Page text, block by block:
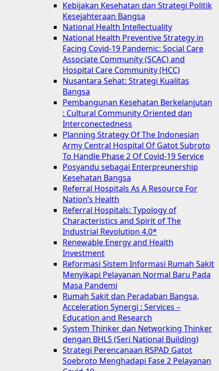
Kebijakan Kesehatan dan Strategi Politik
Kesejahteraan Bangsa
National Health Intellectuality
National Health Preventive Strategy in
Facing Covid-19 Pandemic: Social Care
Associate Community (SCAC) and
Hospital Care Community (HCC)
Nusantara Sehat: Strategi Kualitas
Bangsa
Pembangunan Kesehatan Berkelanjutan
: Cultural Community Oriented dan
Interconectedness
Planning Strategy Of The Indonesian
Army Central Hospital Of Gatot Subroto
To Handle Phase 2 Of Covid-19 Service
Posyandu sebagai Enterpreunership
Kesehatan Bangsa
Referral Hospitals As A Resource For
Nation’s Health
Referral Hospitals: Typology of
Characteristics and Spirit of The
Industrial Revolution 4.0*
Renewable Energy and Health
Investment
Reformasi Sistem Informasi Rumah Sakit
Menyikapi Pelayanan Normal Baru Pada
Masa Pandemi
Rumah Sakit dan Peradaban Bangsa,
Acceleration Synergi : Services –
Education and Research
System Thinker dan Networking Thinker
dengan BHLS (Seri National Building)
Strategi Perencanaan RSPAD Gatot
Soebroto Menghadapi Fase 2 Pelayanan